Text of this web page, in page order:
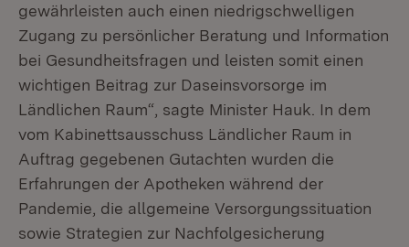
gewährleisten auch einen niedrigschwelligen
Zugang zu persönlicher Beratung und Information
bei Gesundheitsfragen und leisten somit einen
wichtigen Beitrag zur Daseinsvorsorge im
Ländlichen Raum“, sagte Minister Hauk. In dem
vom Kabinettsausschuss Ländlicher Raum in
Auftrag gegebenen Gutachten wurden die
Erfahrungen der Apotheken während der
Pandemie, die allgemeine Versorgungssituation
sowie Strategien zur Nachfolgesicherung